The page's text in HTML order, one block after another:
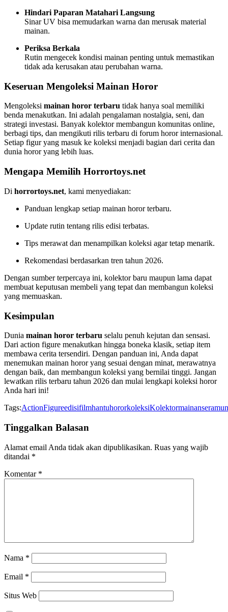
Hindari Paparan Matahari Langsung
Sinar UV bisa memudarkan warna dan merusak material
mainan.
Periksa Berkala
Rutin mengecek kondisi mainan penting untuk memastikan
tidak ada kerusakan atau perubahan warna.
Keseruan Mengoleksi Mainan Horor
Mengoleksi mainan horor terbaru tidak hanya soal memiliki
benda menakutkan. Ini adalah pengalaman nostalgia, seni, dan
strategi investasi. Banyak kolektor membangun komunitas online,
berbagi tips, dan mengikuti rilis terbaru di forum horor internasional.
Setiap figur yang masuk ke koleksi menjadi bagian dari cerita dan
dunia horor yang lebih luas.
Mengapa Memilih Horrortoys.net
Di horrortoys.net, kami menyediakan:
Panduan lengkap setiap mainan horor terbaru.
Update rutin tentang rilis edisi terbatas.
Tips merawat dan menampilkan koleksi agar tetap menarik.
Rekomendasi berdasarkan tren tahun 2026.
Dengan sumber terpercaya ini, kolektor baru maupun lama dapat
membuat keputusan membeli yang tepat dan membangun koleksi
yang memuaskan.
Kesimpulan
Dunia mainan horor terbaru selalu penuh kejutan dan sensasi.
Dari action figure menakutkan hingga boneka klasik, setiap item
membawa cerita tersendiri. Dengan panduan ini, Anda dapat
menemukan mainan horor yang sesuai dengan minat, merawatnya
dengan baik, dan membangun koleksi yang bernilai tinggi. Jangan
lewatkan rilis terbaru tahun 2026 dan mulai lengkapi koleksi horor
Anda hari ini!
Tags:ActionFigureedisifilmhantuhororkoleksiKolektormainanseram
Tinggalkan Balasan
Alamat email Anda tidak akan dipublikasikan. Ruas yang wajib
ditandai *
Komentar *
Nama *
Email *
Situs Web